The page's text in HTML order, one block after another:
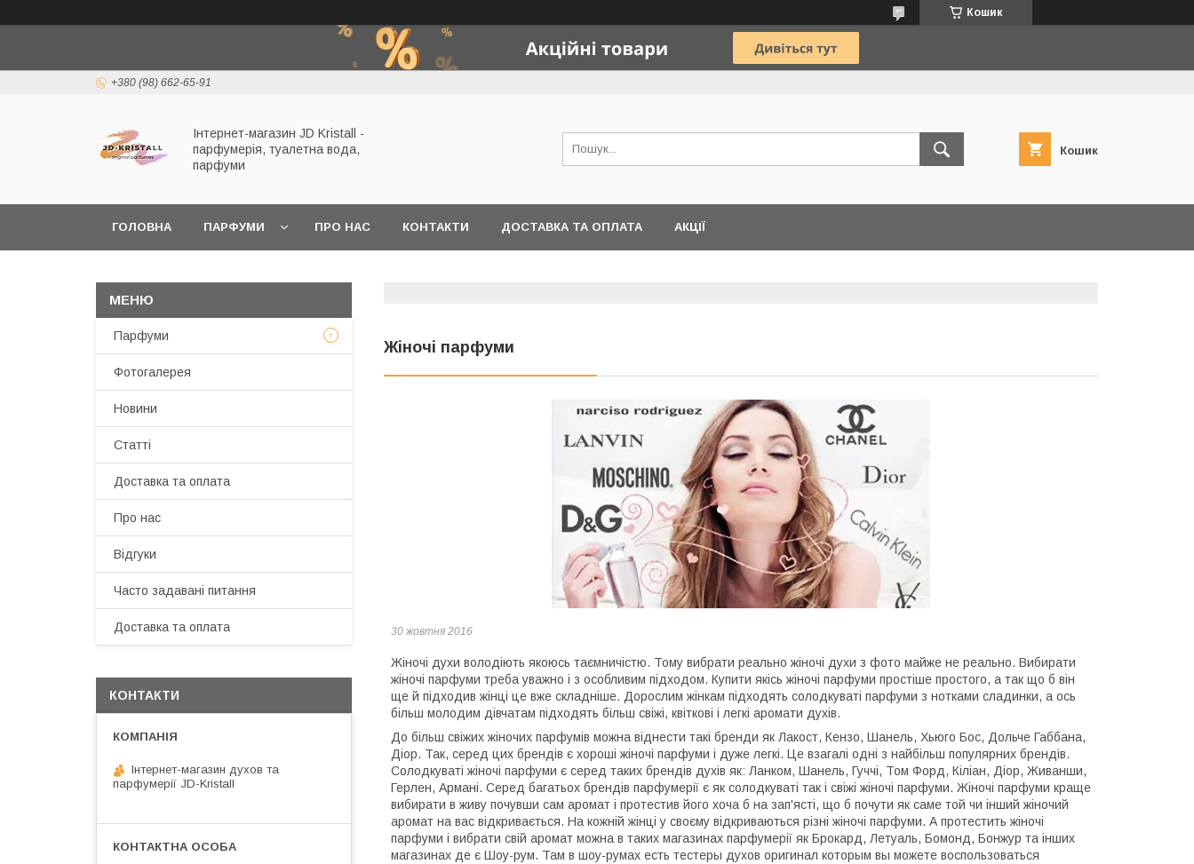
Кошик
+380 (98) 662-65-91
Інтернет-магазин JD Kristall -
парфумерія, туалетна вода,
парфуми
Кошик
ГОЛОВНА ПАРФУМИ ПРО НАС КОНТАКТИ ДОСТАВКА ТА ОПЛАТА АКЦІЇ
Жіночі парфуми
30 жовтня 2016
Жіночі духи володіють якоюсь таємничістю. Тому вибрати реально жіночі духи з фото майже не реально. Вибирати
жіночі парфуми треба уважно і з особливим підходом. Купити якісь жіночі парфуми простіше простого, а так що б він
ще й підходив жінці це вже складніше. Дорослим жінкам підходять солодкуваті парфуми з нотками сладинки, а ось
більш молодим дівчатам підходять більш свіжі, квіткові і легкі аромати духів.
До більш свіжих жіночих парфумів можна віднести такі бренди як Лакост, Кензо, Шанель, Хьюго Бос, Дольче Габбана,
Діор. Так, серед цих брендів є хороші жіночі парфуми і дуже легкі. Це взагалі одні з найбільш популярних брендів.
Солодкуваті жіночі парфуми є серед таких брендів духів як: Ланком, Шанель, Гуччі, Том Форд, Кіліан, Діор, Живанши,
Герлен, Армані. Серед багатьох брендів парфумерії є як солодкуваті так і свіжі жіночі парфуми. Жіночі парфуми краще
вибирати в живу почувши сам аромат і протестив його хоча б на зап'ясті, що б почути як саме той чи інший жіночий
аромат на вас відкривається. На кожній жінці у своєму відкриваються різні жіночі парфуми. А протестить жіночі
парфуми і вибрати свій аромат можна в таких магазинах парфумерії як Брокард, Летуаль, Бомонд, Бонжур та інших
магазинах де є Шоу-рум. Там в шоу-румах есть тестеры духов оригинал которым вы можете воспользоваться
Парфуми
Фотогалерея
Новини
Статті
Доставка та оплата
Про нас
Відгуки
Часто задавані питання
Доставка та оплата
КОНТАКТИ
Інтернет-магазин духов та
парфумерії JD-Kristall